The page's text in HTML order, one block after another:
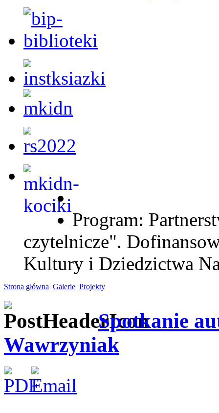
Program:
czytelnicze".
Kultury i Dziedzictwa
Strona główna Galerie Projekty
Spotkanie
Wawrzyniak